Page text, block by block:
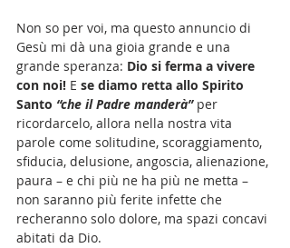
Non so per voi, ma questo annuncio di
Gesù mi dà una gioia grande e una
grande speranza: Dio si ferma a vivere
con noi! E se diamo retta allo Spirito
Santo “che il Padre manderà” per
ricordarcelo, allora nella nostra vita
parole come solitudine, scoraggiamento,
sfiducia, delusione, angoscia, alienazione,
paura – e chi più ne ha più ne metta –
non saranno più ferite infette che
recheranno solo dolore, ma spazi concavi
abitati da Dio.